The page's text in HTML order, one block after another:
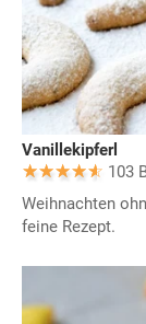
Vanillekipferl
103
Weihnachten
feine Rezept.